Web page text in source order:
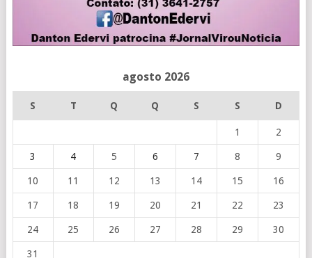
agosto 2026
S T Q Q S S D
1 2
3 4 5 6 7 8 9
10 11 12 13 14 15 16
17 18 19 20 21 22 23
24 25 26 27 28 29 30
31